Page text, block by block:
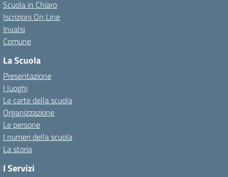
Scuola in Chiaro
Iscrizioni On Line
Invalsi
Comune
La Scuola
Presentazione
I luoghi
Le carte della scuola
Organizzazione
Le persone
I numeri della scuola
La storia
I Servizi